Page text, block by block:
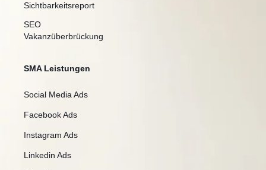
Sichtbarkeitsreport
SEO
Vakanzüberbrückung
SMA Leistungen
Social Media Ads
Facebook Ads
Instagram Ads
Linkedin Ads